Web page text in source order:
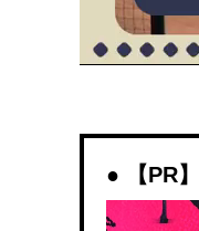
【PR